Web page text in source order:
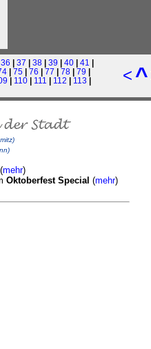
36 | 37 | 38 | 39 | 40 | 41 |
| 75 | 76 | 77 | 78 | 79 |
| 110 | 111 | 112 | 113 |
<^
(mehr)
Oktoberfest Special (mehr)